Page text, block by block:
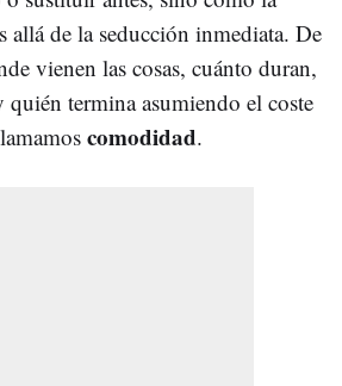
allá de la seducción inmediata. De
vienen las cosas, cuánto duran,
termina asumiendo el coste
comodidad.